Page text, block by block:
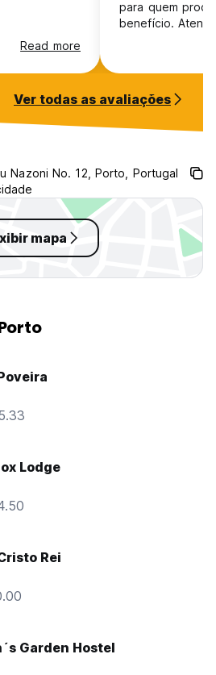
Read more
para quem
benefício.
para
Água, café e
Ver todas as avaliações
Nazoni No. 12, Porto, Portugal
mapa
Lodge
Rei
Garden Hostel